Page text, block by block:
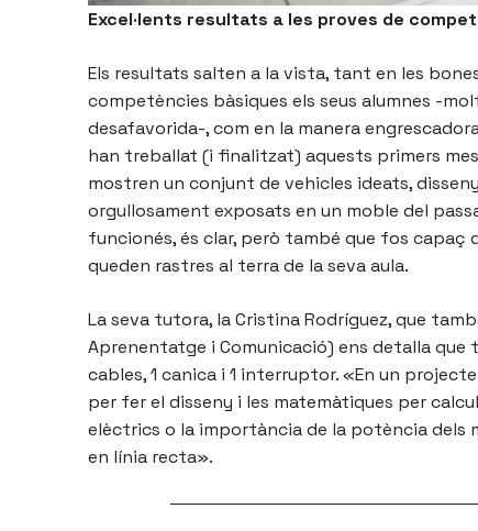
Excel·lents resultats a les proves de
Els resultats salten a la vista, tant en les
competències bàsiques els seus alumnes -
desafavorida-, com en la manera
han treballat (i finalitzat) aquests primers
mostren un conjunt de vehicles ideats,
orgullosament exposats en un moble del
funcionés, és clar, però també que fos capaç
queden rastres al terra de la seva aula.
La seva tutora, la Cristina Rodríguez, que
Aprenentatge i Comunicació) ens detalla que
cables, 1 canica i 1 interruptor. «En un
per fer el disseny i les matemàtiques per
elèctrics o la importància de la potència dels
en línia recta».